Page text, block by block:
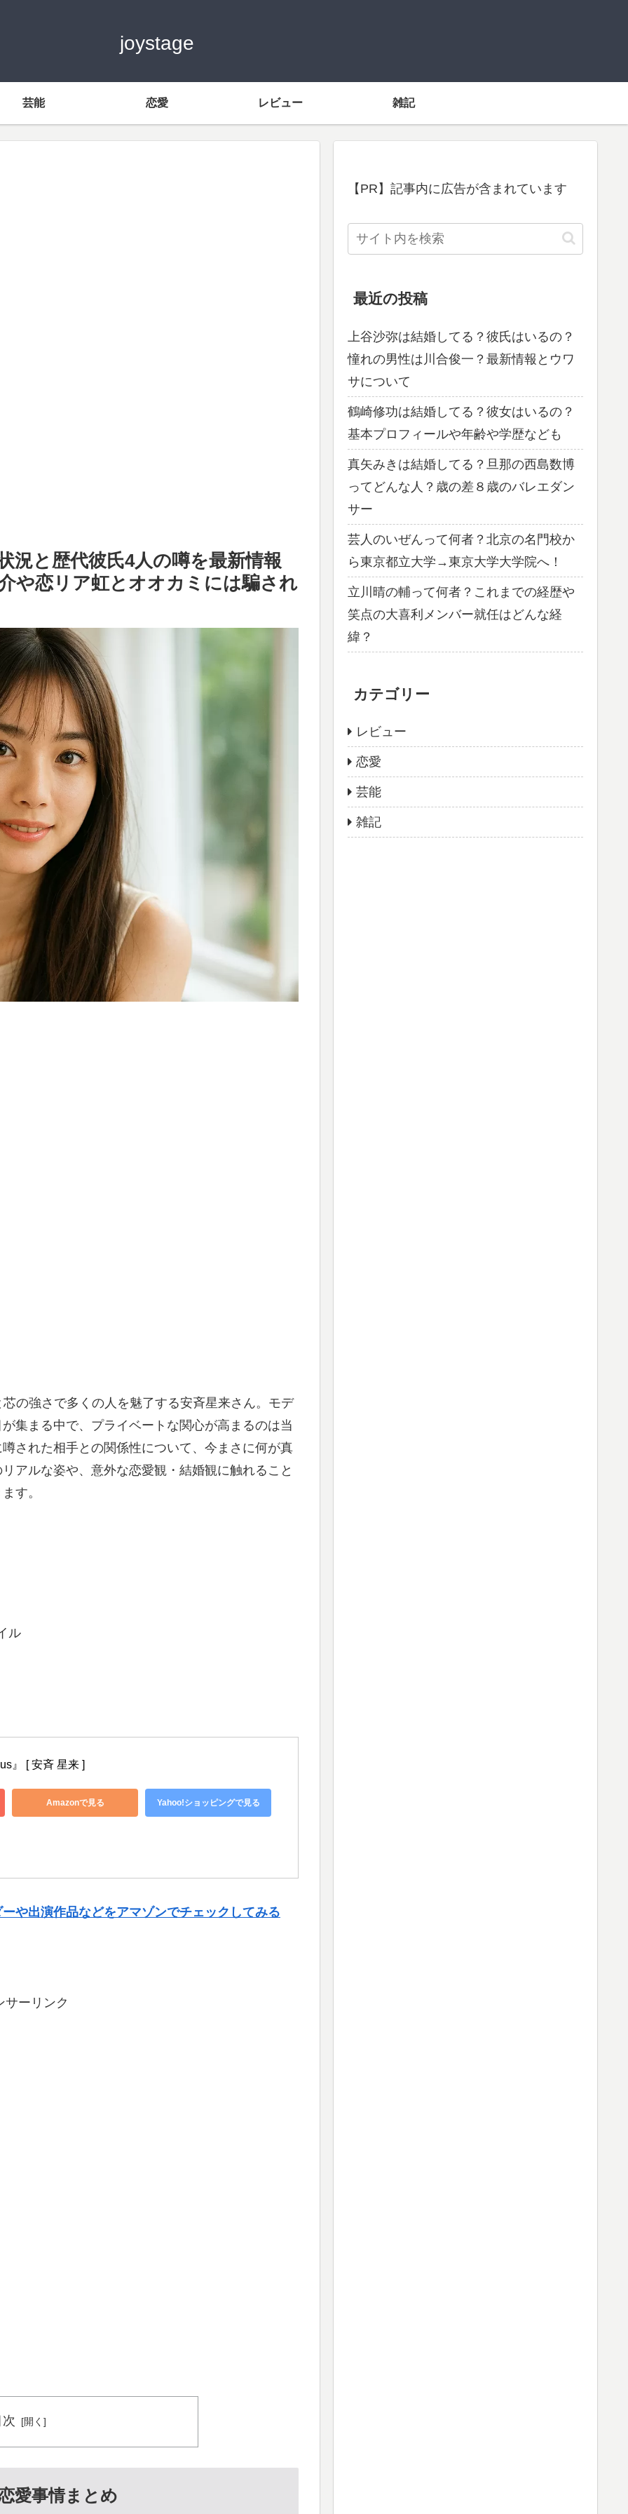
joystage
芸能 恋愛 レビュー 雑記
況と歴代彼氏4人の噂を最新情報
や恋リア虹とオオカミには騙され
の強さで多くの人を魅了する安斉星来さん。モデ
集まる中で、プライベートな関心が高まるのは当
された相手との関係性について、今まさに何が真
アルな姿や、意外な恋愛観・結婚観に触れること
す。
ル
』 [ 安斉 星来 ]
Amazonで見る Yahoo!ショッピングで見る
や出演作品などをアマゾンでチェックしてみる
サーリンク
愛事情まとめ
【PR】記事内に広告が含まれています
最近の投稿
上谷沙弥は結婚してる？彼氏はいるの？
憧れの男性は川合俊一？最新情報とウワ
サについて
鶴崎修功は結婚してる？彼女はいるの？
基本プロフィールや年齢や学歴なども
真矢みきは結婚してる？旦那の西島数博
ってどんな人？歳の差８歳のバレエダン
サー
芸人のいぜんって何者？北京の名門校か
ら東京都立大学→東京大学大学院へ！
立川晴の輔って何者？これまでの経歴や
笑点の大喜利メンバー就任はどんな経
緯？
カテゴリー
レビュー
恋愛
芸能
雑記